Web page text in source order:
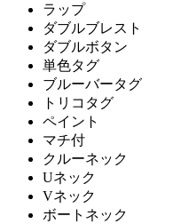
ラップ
ダブルブレスト
ダブルボタン
単色タグ
ブルーバータグ
トリコタグ
ペイント
マチ付
クルーネック
Uネック
Vネック
ボートネック